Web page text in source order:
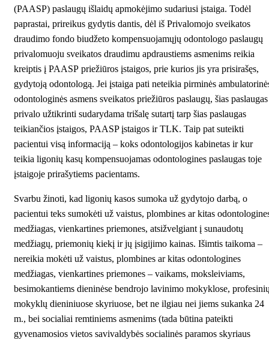
(PAASP) paslaugų išlaidų apmokėjimo sudariusi įstaiga. Todėl
paprastai, prireikus gydytis dantis, dėl iš Privalomojo sveikatos
draudimo fondo biudžeto kompensuojamųjų odontologo paslaugų
privalomuoju sveikatos draudimu apdraustiems asmenims reikia
kreiptis į PAASP priežiūros įstaigos, prie kurios jis yra prisirašęs,
gydytoją odontologą. Jei įstaiga pati neteikia pirminės
odontologinės asmens sveikatos priežiūros paslaugų, šias paslaugas
privalo užtikrinti sudarydama trišalę sutartį tarp šias paslaugas
teikiančios įstaigos, PAASP įstaigos ir TLK. Taip pat suteikti
pacientui visą informaciją – koks odontologijos kabinetas ir kur
teikia ligonių kasų kompensuojamas odontologines paslaugas toje
įstaigoje prirašytiems pacientams.
Svarbu žinoti, kad ligonių kasos sumoka už gydytojo darbą, o
pacientui teks sumokėti už vaistus, plombines ar kitas
medžiagas, vienkartines priemones, atsižvelgiant į sunaudotų
medžiagų, priemonių kiekį ir jų įsigijimo kainas. Išimtis taikoma –
nereikia mokėti už vaistus, plombines ar kitas odontologines
medžiagas, vienkartines priemones – vaikams, moksleiviams,
besimokantiems dieninėse bendrojo lavinimo mokyklose,
mokyklų dieniniuose skyriuose, bet ne ilgiau nei jiems sukanka 24
m., bei socialiai remtiniems asmenims (tada būtina pateikti
gyvenamosios vietos savivaldybės socialinės paramos skyriaus